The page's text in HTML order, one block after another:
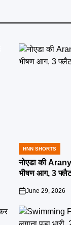
POSTED
IN
HNN SHORTS
नोएडा की
भीषण आग, 3
on
June 29, 2026